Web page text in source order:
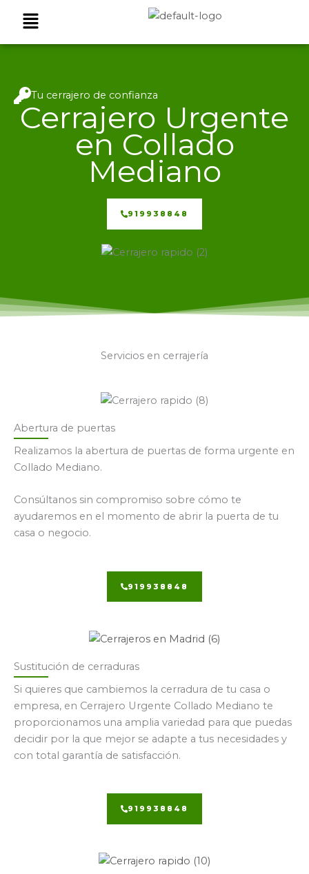
Menú
Tu cerrajero de confianza
Cerrajero Urgente
en Collado
Mediano
919938848
Servicios en cerrajería
Abertura de puertas
Realizamos la abertura de puertas de forma urgente en
Collado Mediano.
Consúltanos sin compromiso sobre cómo te
ayudaremos en el momento de abrir la puerta de tu
casa o negocio.
919938848
Sustitución de cerraduras
Si quieres que cambiemos la cerradura de tu casa o
empresa, en Cerrajero Urgente Collado Mediano te
proporcionamos una amplia variedad para que puedas
decidir por la que mejor se adapte a tus necesidades y
con total garantía de satisfacción.
919938848